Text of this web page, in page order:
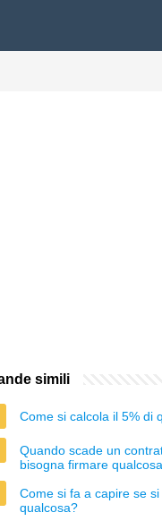
simili
Come si calcola il 5% di
Quando scade un
bisogna firmare
Come si fa a capire se
qualcosa?